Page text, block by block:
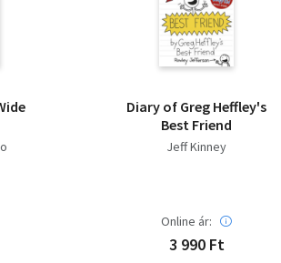
Diary of Greg Heffley's
Best Friend
Jeff Kinney
Online ár:
3 990 Ft